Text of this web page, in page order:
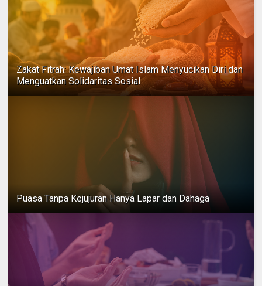
Zakat Fitrah: Kewajiban Umat Islam Menyucikan Diri dan
Menguatkan Solidaritas Sosial
Puasa Tanpa Kejujuran Hanya Lapar dan Dahaga